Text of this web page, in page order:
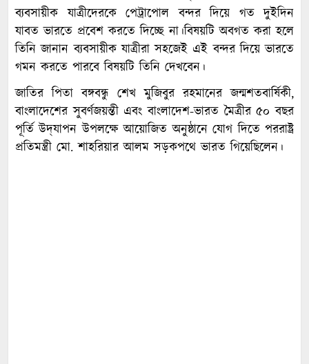
ব্যবসায়ীক যাত্রীদেরকে পেট্রাপোল বন্দর দিয়ে গত দুইদিন
যাবত ভারতে প্রবেশ করতে দিচ্ছে না।বিষয়টি অবগত করা হলে
তিনি জানান ব্যবসায়ীক যাত্রীরা সহজেই এই বন্দর দিয়ে ভারতে
গমন করতে পারবে বিষয়টি তিনি দেখবেন।
জাতির পিতা বঙ্গবন্ধু শেখ মুজিবুর রহমানের জন্মশতবার্ষিকী,
বাংলাদেশের সুবর্ণজয়ন্তী এবং বাংলাদেশ-ভারত মৈত্রীর ৫০ বছর
পূর্তি উদ্‌যাপন উপলক্ষে আয়োজিত অনুষ্ঠানে যোগ দিতে পররাষ্ট্র
প্রতিমন্ত্রী মো. শাহরিয়ার আলম সড়কপথে ভারত গিয়েছিলেন।